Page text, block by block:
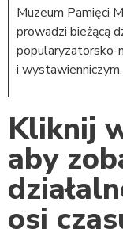
Muzeum Pamięci
prowadzi bieżącą
popularyzatorsko-
i wystawienniczym.
Kliknij
aby
osi